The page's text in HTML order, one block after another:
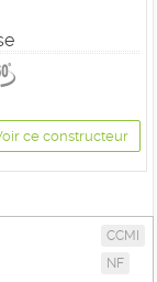
ce constructeur
CCMI
NF